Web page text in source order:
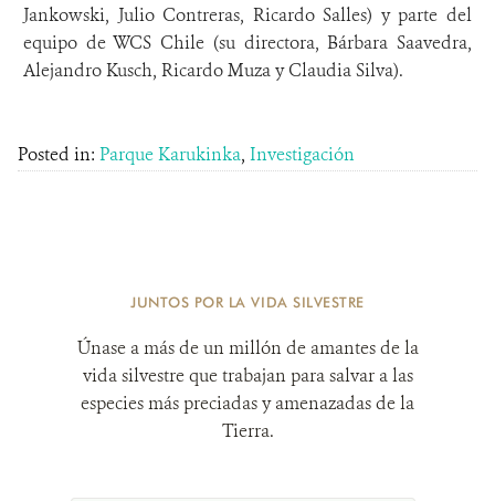
Jankowski, Julio Contreras, Ricardo Salles) y parte del
equipo de WCS Chile (su directora, Bárbara Saavedra,
Alejandro Kusch, Ricardo Muza y Claudia Silva).
Posted in: Parque Karukinka, Investigación
JUNTOS POR LA VIDA SILVESTRE
Únase a más de un millón de amantes de la
vida silvestre que trabajan para salvar a las
especies más preciadas y amenazadas de la
Tierra.